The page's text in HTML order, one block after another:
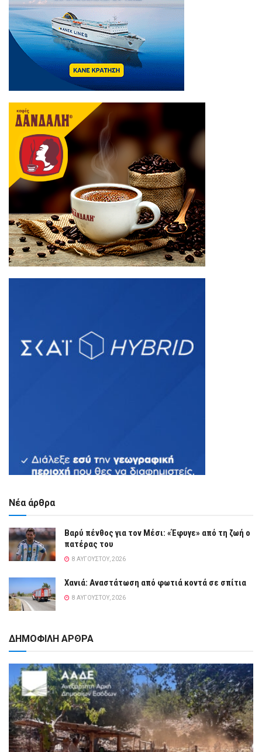
Νέα άρθρα
Βαρύ πένθος για τον Μέσι: «Έφυγε» από τη ζωή ο
πατέρας του
8 ΑΥΓΟΎΣΤΟΥ, 2026
Χανιά: Αναστάτωση από φωτιά κοντά σε σπίτια
8 ΑΥΓΟΎΣΤΟΥ, 2026
ΔΗΜΟΦΙΛΗ ΑΡΘΡΑ